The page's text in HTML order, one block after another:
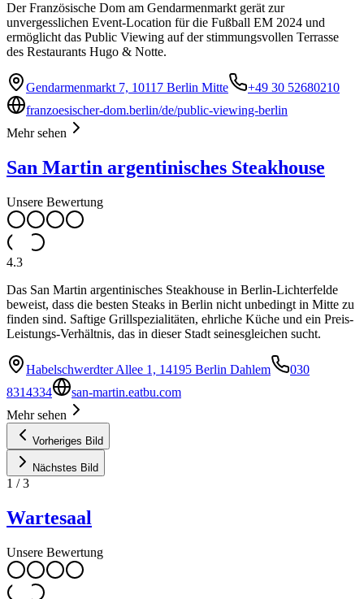
Der Französische Dom am Gendarmenmarkt gerät zur
unvergesslichen Event-Location für die Fußball EM 2024 und
ermöglicht das Public Viewing auf der stimmungsvollen Terrasse
des Restaurants Hugo & Notte.
Gendarmenmarkt 7, 10117 Berlin Mitte
+49 30 52680210
franzoesischer-dom.berlin/de/public-viewing-berlin
Mehr sehen
San Martin argentinisches Steakhouse
Unsere Bewertung
4.3
Das San Martin argentinisches Steakhouse in Berlin-Lichterfelde
beweist, dass die besten Steaks in Berlin nicht unbedingt in Mitte zu
finden sind. Saftige Grillspezialitäten, ehrliche Küche und ein Preis-
Leistungs-Verhältnis, das in dieser Stadt seinesgleichen sucht.
Habelschwerdter Allee 1, 14195 Berlin Dahlem
030
8314334
san-martin.eatbu.com
Mehr sehen
Vorheriges Bild
Nächstes Bild
1 /3
Wartesaal
Unsere Bewertung